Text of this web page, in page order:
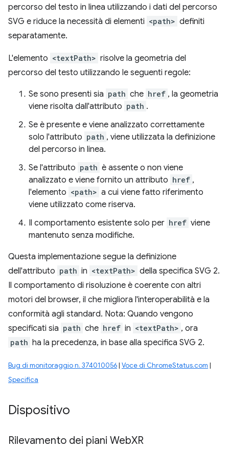
percorso del testo in linea utilizzando i dati del percorso
SVG e riduce la necessità di elementi <path> definiti
separatamente.
L'elemento <textPath> risolve la geometria del
percorso del testo utilizzando le seguenti regole:
Se sono presenti sia path che href , la geometria
viene risolta dall'attributo path .
Se è presente e viene analizzato correttamente
solo l'attributo path , viene utilizzata la definizione
del percorso in linea.
Se l'attributo path è assente o non viene
analizzato e viene fornito un attributo href ,
l'elemento <path> a cui viene fatto riferimento
viene utilizzato come riserva.
Il comportamento esistente solo per href viene
mantenuto senza modifiche.
Questa implementazione segue la definizione
dell'attributo path in <textPath> della specifica SVG 2.
Il comportamento di risoluzione è coerente con altri
motori del browser, il che migliora l'interoperabilità e la
conformità agli standard. Nota: Quando vengono
specificati sia path che href in <textPath> , ora
path ha la precedenza, in base alla specifica SVG 2.
Bug di monitoraggio n. 374010056| Voce di ChromeStatus.com |
Specifica
Dispositivo
Rilevamento dei piani WebXR